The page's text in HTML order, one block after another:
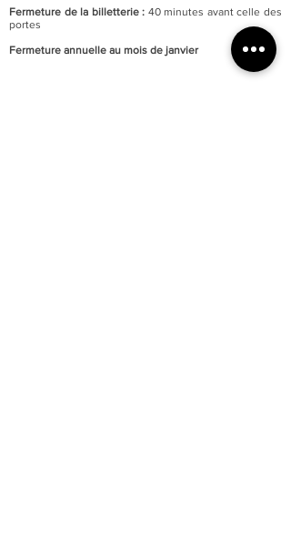
Fermeture de la billetterie : 40 minutes avant celle des
portes
Fermeture annuelle au mois de janvier